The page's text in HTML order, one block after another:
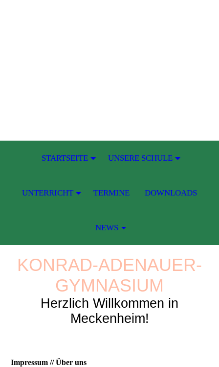
KONRAD-ADENAUER-
GYMNASIUM
Herzlich Willkommen in
Meckenheim!
Impressum // Über uns
STARTSEITE UNSERE SCHULE
UNTERRICHT TERMINE DOWNLOADS
NEWS